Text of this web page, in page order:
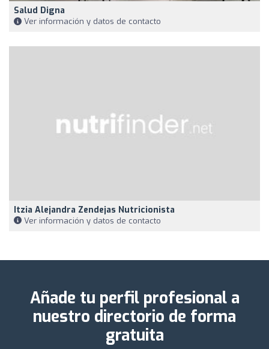
Salud Digna
Ver información y datos de contacto
Itzia Alejandra Zendejas Nutricionista
Ver información y datos de contacto
Añade tu perfil profesional a
nuestro directorio de forma
gratuita